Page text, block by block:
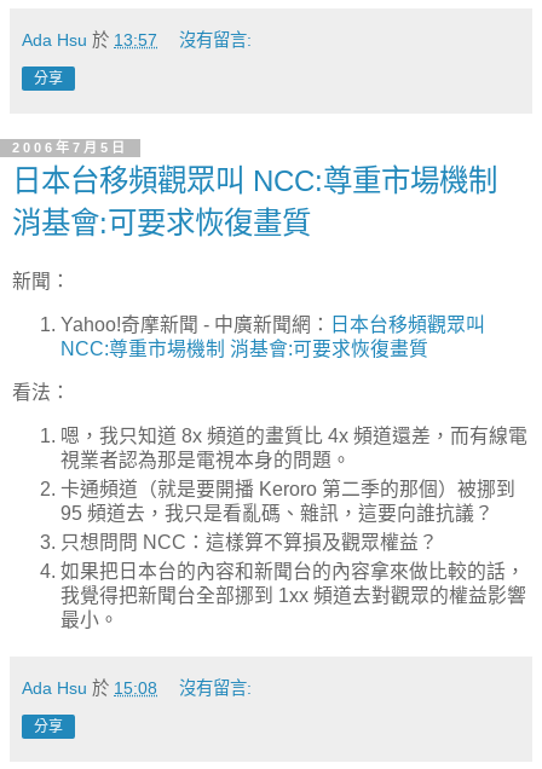
Ada Hsu 於 13:57 沒有留言:
分享
2006年7月5日
日本台移頻觀眾叫 NCC:尊重市場機制
消基會:可要求恢復畫質
新聞：
Yahoo!奇摩新聞 - 中廣新聞網：
日本台移頻觀眾叫
NCC:尊重市場機制 消基會:可要求恢復畫質
看法：
嗯，我只知道 8x 頻道的畫質比 4x 頻道還差，而有線電
視業者認為那是電視本身的問題。
卡通頻道（就是要開播 Keroro 第二季的那個）被挪到
95 頻道去，我只是看亂碼、雜訊，這要向誰抗議？
只想問問 NCC：這樣算不算損及觀眾權益？
如果把日本台的內容和新聞台的內容拿來做比較的話，
我覺得把新聞台全部挪到 1xx 頻道去對觀眾的權益影響
最小。
Ada Hsu 於 15:08 沒有留言:
分享